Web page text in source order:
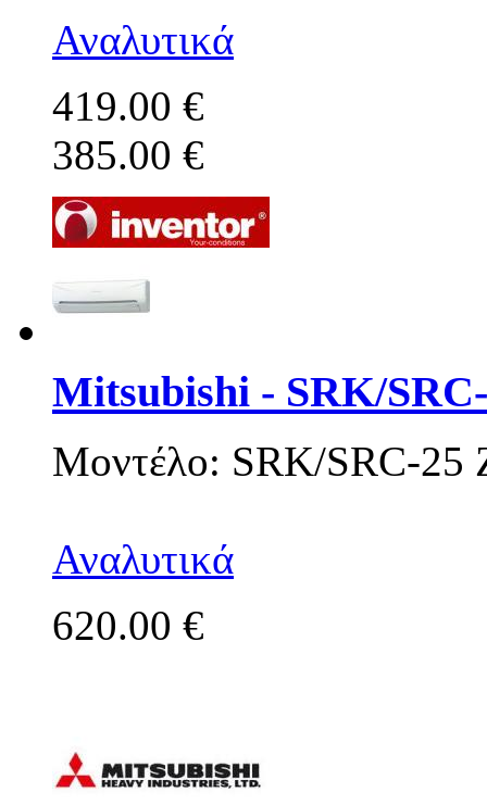
Αναλυτικά
419.00 €
385.00 €
Mitsubishi - SRK/
Μοντέλο: SRK/SRC-25
Αναλυτικά
620.00 €